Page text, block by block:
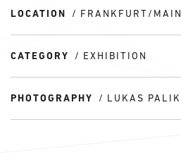
LOCATION FRANKFURT/MAIN
CATEGORY EXHIBITION
PHOTOGRAPHY LUKAS PALIK